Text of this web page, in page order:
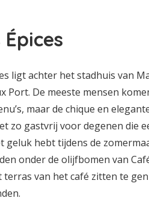
ligt achter het stadhuis van
Port. De meeste mensen
maar de chique en
zo gastvrij voor degenen die
geluk hebt tijdens de
onder de olijfbomen van
van het café zitten te